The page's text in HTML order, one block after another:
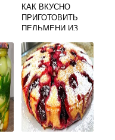
КАК ВКУСНО
ПРИГОТОВИТЬ
ПЕЛЬМЕНИ ИЗ
КАСТРЮЛЕ